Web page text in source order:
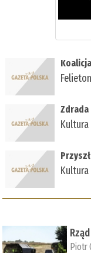
Felieton
Zdrada
Kultura
Kultura
Piotr